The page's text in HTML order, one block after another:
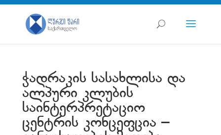
ჭადრაკის სასახლისა და
ალპური კლუბის
საინტერპრეტაციო
ცენტრის კონცეფცია –